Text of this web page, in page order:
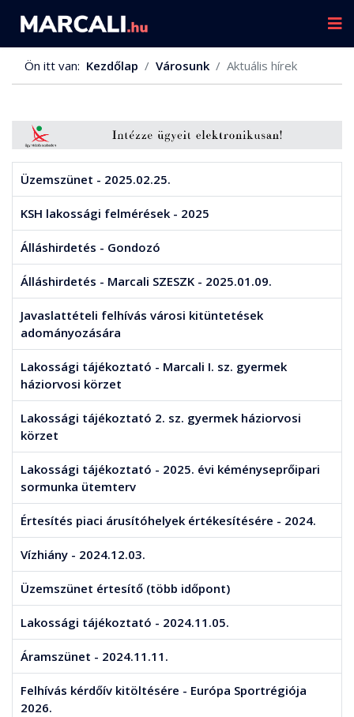
Ön itt van: Kezdőlap Városunk Aktuális hírek
Üzemszünet - 2025.02.25.
KSH lakossági felmérések - 2025
Álláshirdetés - Gondozó
Álláshirdetés - Marcali SZESZK - 2025.01.09.
Javaslattételi felhívás városi kitüntetések
adományozására
Lakossági tájékoztató - Marcali I. sz. gyermek
háziorvosi körzet
Lakossági tájékoztató 2. sz. gyermek háziorvosi
körzet
Lakossági tájékoztató - 2025. évi kéményseprőipari
sormunka ütemterv
Értesítés piaci árusítóhelyek értékesítésére - 2024.
Vízhiány - 2024.12.03.
Üzemszünet értesítő (több időpont)
Lakossági tájékoztató - 2024.11.05.
Áramszünet - 2024.11.11.
Felhívás kérdőív kitöltésére - Európa Sportrégiója
2026.